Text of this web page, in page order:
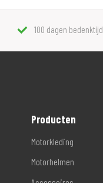
100 dagen bedenktijd
Producten
Motorkleding
Motorhelmen